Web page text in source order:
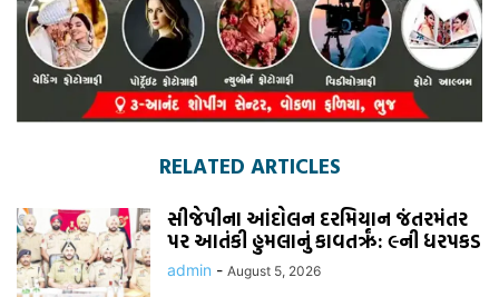
RELATED ARTICLES
સીજેપીના આંદોલન દરમિયાન જંતરમંતર
પર આતંકી હુમલાનું કાવતરૃં: ૯ની ધરપકડ
admin - August 5, 2026